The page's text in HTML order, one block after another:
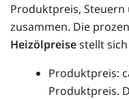
Produktpreis,
zusammen. Die
Heizölpreisestellt
Produktpreis:
Produktpreis.